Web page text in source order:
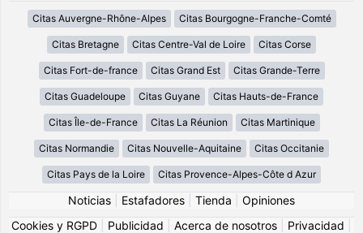
Citas Auvergne-Rhône-Alpes Citas Bourgogne-Franche-Comté
Citas Bretagne Citas Centre-Val de Loire Citas Corse
Citas Fort-de-france Citas Grand Est Citas Grande-Terre
Citas Guadeloupe Citas Guyane Citas Hauts-de-France
Citas Île-de-France Citas La Réunion Citas Martinique
Citas Normandie Citas Nouvelle-Aquitaine Citas Occitanie
Citas Pays de la Loire Citas Provence-Alpes-Côte d Azur
Noticias Estafadores Tienda
Opiniones
Cookies y RGPD
Publicidad Acerca de nosotros Privacidad